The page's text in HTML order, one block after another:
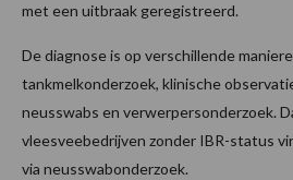
met een uitbraak geregistreerd.
De diagnose is op verschillende
tankmelkonderzoek, klinische
neusswabs en verwerpersonderzoek.
vleesveebedrijven zonder IBR-status
via neusswabonderzoek.